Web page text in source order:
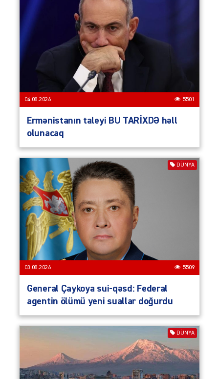
04.08.2026 5501
Ermənistanın taleyi BU TARİXDƏ həll
olunacaq
DÜNYA
03.08.2026 5509
General Çaykoya sui-qəsd: Federal
agentin ölümü yeni suallar doğurdu
DÜNYA